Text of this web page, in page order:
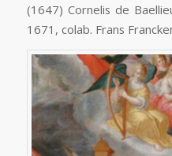
(1647) Cornelis de
1671, colab. Frans